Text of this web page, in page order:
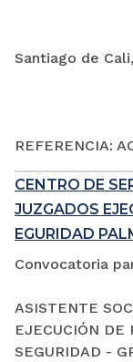
Santiago de
REFERENCIA:
CENTRO DE
JUZGADOS
EGURIDAD
Convocatoria
ASISTENTE
EJECUCIÓN DE
SEGURIDAD -